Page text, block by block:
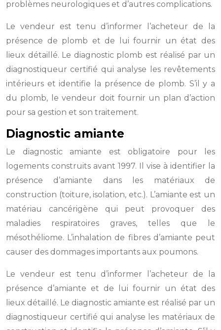
problèmes neurologiques et d’autres complications.
Le vendeur est tenu d’informer l’acheteur de la
présence de plomb et de lui fournir un état des
lieux détaillé. Le diagnostic plomb est réalisé par un
diagnostiqueur certifié qui analyse les revêtements
intérieurs et identifie la présence de plomb. S’il y a
du plomb, le vendeur doit fournir un plan d’action
pour sa gestion et son traitement.
Diagnostic amiante
Le diagnostic amiante est obligatoire pour les
logements construits avant 1997. Il vise à identifier la
présence d’amiante dans les matériaux de
construction (toiture, isolation, etc.). L’amiante est un
matériau cancérigène qui peut provoquer des
maladies respiratoires graves, telles que le
mésothéliome. L’inhalation de fibres d’amiante peut
causer des dommages importants aux poumons.
Le vendeur est tenu d’informer l’acheteur de la
présence d’amiante et de lui fournir un état des
lieux détaillé. Le diagnostic amiante est réalisé par un
diagnostiqueur certifié qui analyse les matériaux de